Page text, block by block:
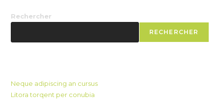
Rechercher
RECHERCHER
Neque adipiscing an cursus
Litora torqent per conubia